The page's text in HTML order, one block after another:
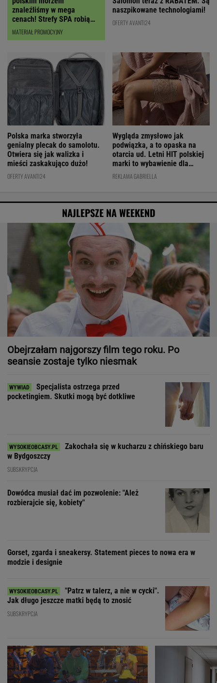
znaleźliśmy w mega
cenach! Strefy SPA robią
wrażenie
MATERIAŁ PROMOCYJNY
naszpikowane technologiami!
OFERTY AVANTI24
Polska marka stworzyła
genialny plecak do samolotu.
Otwiera się jak walizka i
mieści zaskakująco dużo!
OFERTY AVANTI24
Wygląda zmysłowo jak
podwiązka, a to opaska na
otarcia ud. Letni HIT polskiej
marki to wybawienie dla
kobiet!
REKLAMA GABRIELLA
NAJLEPSZE NA WEEKEND
Obejrzałam najgorszy film tego roku. Po
seansie zostaje tylko niesmak
Specjalista ostrzega przed
pocketingiem. Skutki mogą być dotkliwe
Zakochała się w kucharzu z chińskiego baru
w Bydgoszczy
SUBSKRYPCJA
Dowódca musiał dać im pozwolenie: "Ależ
rozbierajcie się, kobiety"
Gorset, zgarda i sneakersy. Statement pieces to nowa era w
modzie i designie
"Patrz w talerz, a nie w cycki".
Jak długo jeszcze matki będą to znosić
SUBSKRYPCJA